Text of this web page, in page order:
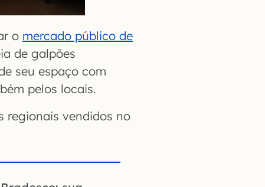
o mercado público de
de galpões
seu espaço com
pelos locais.
regionais vendidos no